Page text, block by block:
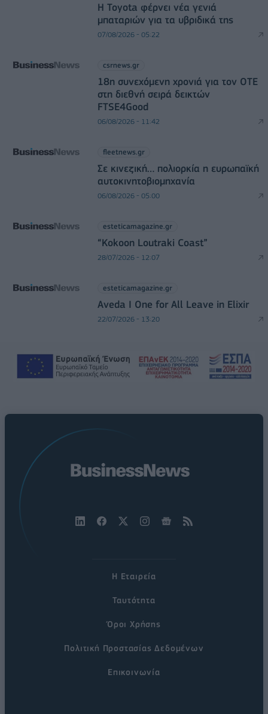
Η Toyota φέρνει νέα γενιά
μπαταριών για τα υβριδικά της
07/08/2026 - 05:22
csrnews.gr
18η συνεχόμενη χρονιά για τον ΟΤΕ
στη διεθνή σειρά δεικτών
FTSE4Good
06/08/2026 - 11:42
fleetnews.gr
Σε κινεζική… πολιορκία η ευρωπαϊκή
αυτοκινητοβιομηχανία
06/08/2026 - 05:00
esteticamagazine.gr
“Kokoon Loutraki Coast”
28/07/2026 - 12:07
esteticamagazine.gr
Aveda I One for All Leave in Elixir
22/07/2026 - 13:20
Η Εταιρεία
Ταυτότητα
Όροι Χρήσης
Πολιτική Προστασίας Δεδομένων
Επικοινωνία